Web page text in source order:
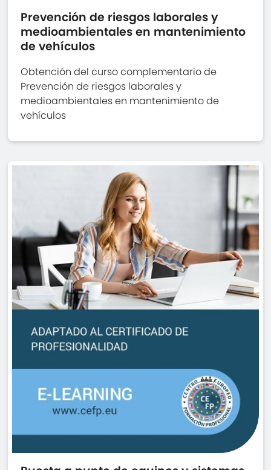
Prevención de riesgos laborales y
medioambientales en mantenimiento
de vehículos
Obtención del curso complementario de
Prevención de riesgos laborales y
medioambientales en mantenimiento de
vehículos